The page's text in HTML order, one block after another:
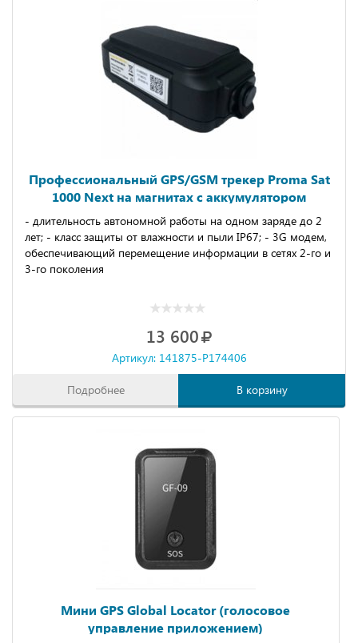
Профессиональный GPS/GSM трекер Proma Sat
1000 Next на магнитах с аккумулятором
- длительность автономной работы на одном заряде до 2
лет; - класс защиты от влажности и пыли IP67; - 3G модем,
обеспечивающий перемещение информации в сетях 2-го и
3-го поколения
13 600
Артикул: 141875-P174406
Подробнее В корзину
Мини GPS Global Locator (голосовое
управление приложением)